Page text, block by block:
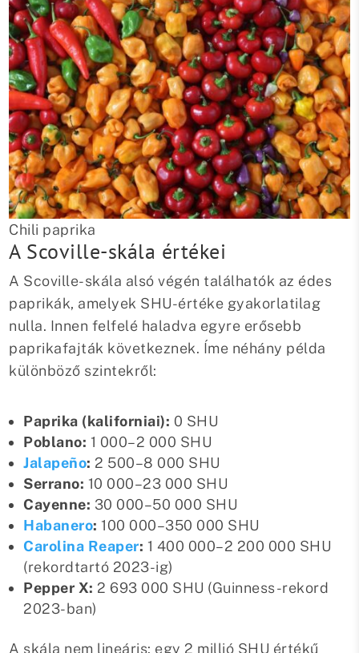
Chili paprika
A Scoville-skála értékei
A Scoville-skála alsó végén találhatók az édes
paprikák, amelyek SHU-értéke gyakorlatilag
nulla. Innen felfelé haladva egyre erősebb
paprikafajták következnek. Íme néhány példa
különböző szintekről:
Paprika (kaliforniai): 0 SHU
Poblano: 1 000–2 000 SHU
Jalapeño: 2 500–8 000 SHU
Serrano: 10 000–23 000 SHU
Cayenne: 30 000–50 000 SHU
Habanero: 100 000–350 000 SHU
Carolina Reaper: 1 400 000–2 200 000 SHU
(rekordtartó 2023-ig)
Pepper X: 2 693 000 SHU (Guinness-rekord
2023-ban)
A skála nem lineáris: egy 2 millió SHU értékű